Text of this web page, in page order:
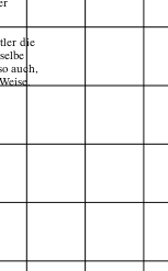
die
auch,